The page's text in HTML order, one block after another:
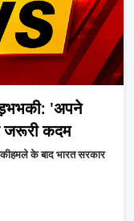
'अपने
जरूरी कदम
के बाद भारत सरकार